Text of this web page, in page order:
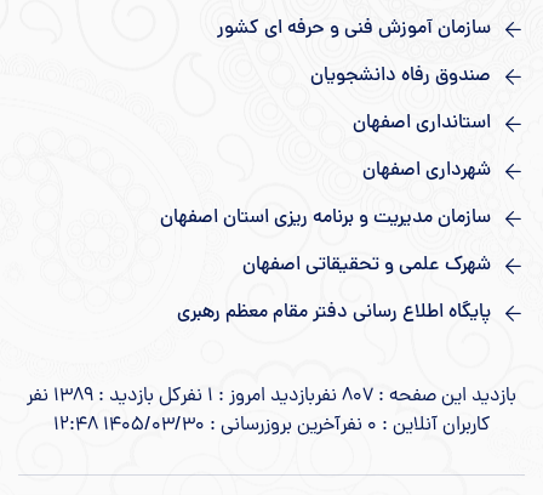
سازمان آموزش فنی و حرفه ای کشور
صندوق رفاه دانشجویان
استانداری اصفهان
شهرداری اصفهان
سازمان مدیریت و برنامه ریزی استان اصفهان
شهرک علمی و تحقیقاتی اصفهان
پایگاه اطلاع رسانی دفتر مقام معظم رهبری
بازدید این صفحه : 807 نفر بازدید امروز : 1 نفر
کل بازدید : 1389 نفر
کاربران آنلاین : 0 نفر
آخرین بروزرسانی : 1405/03/30 12:48